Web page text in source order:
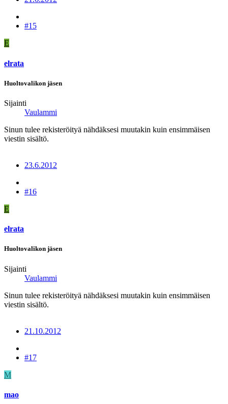
#15
E
elrata
Huoltovalikon jäsen
Sijainti
Vaulammi
Sinun tulee rekisteröityä nähdäksesi muutakin kuin ensimmäisen
viestin sisältö.
23.6.2012
#16
E
elrata
Huoltovalikon jäsen
Sijainti
Vaulammi
Sinun tulee rekisteröityä nähdäksesi muutakin kuin ensimmäisen
viestin sisältö.
21.10.2012
#17
M
mao